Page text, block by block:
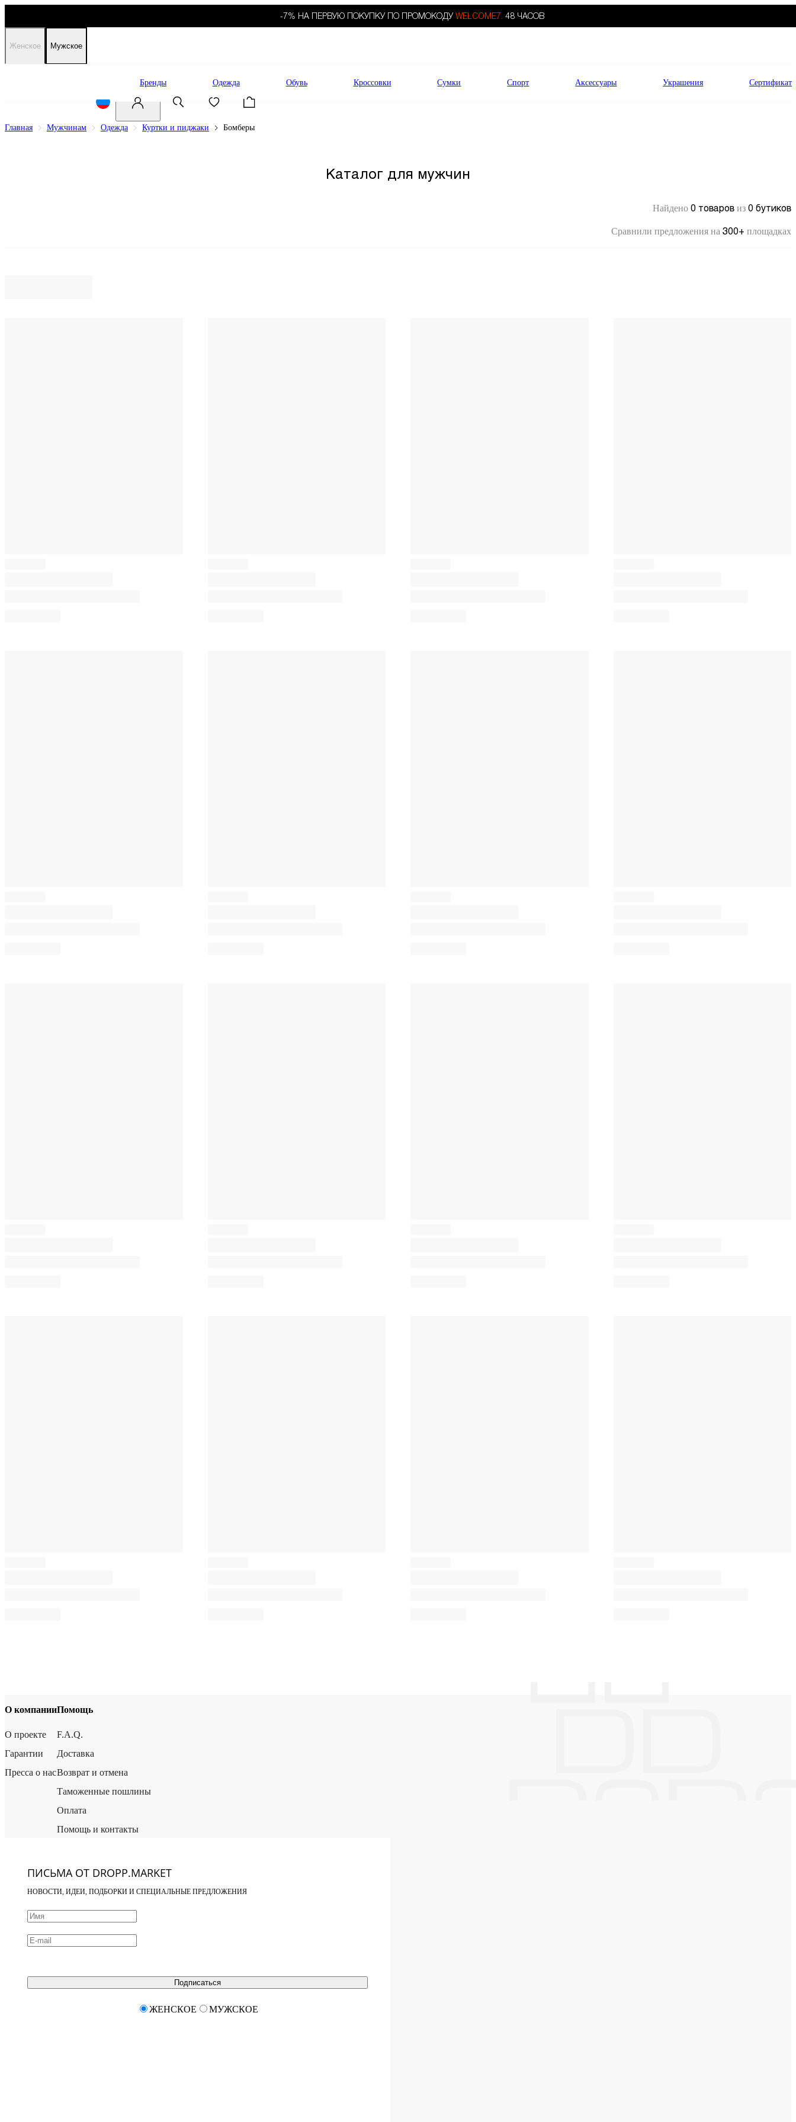
-7% НА ПЕРВУЮ ПОКУПКУ ПО ПРОМОКОДУ WELCOME7. 48 ЧАСОВ
Женское Мужское
Бренды Одежда Обувь Кроссовки Сумки Спорт Аксессуары Украшения Сертификат
Главная Мужчинам Одежда Куртки и пиджаки Бомберы
Каталог для мужчин
Найдено 0 товаров из 0 бутиков
Сравнили предложения на 300+ площадках
О компании
О проекте
Гарантии
Пресса о нас
Помощь
F.A.Q.
Доставка
Возврат и отмена
Таможенные пошлины
Оплата
Помощь и контакты
ПИСЬМА ОТ DROPP.MARKET
НОВОСТИ, ИДЕИ, ПОДБОРКИ И СПЕЦИАЛЬНЫЕ ПРЕДЛОЖЕНИЯ
Подписаться
ЖЕНСКОЕ МУЖСКОЕ